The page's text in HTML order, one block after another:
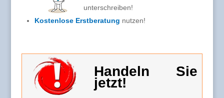
unterschreiben!
Kostenlose Erstberatung nutzen!
Handeln Sie
jetzt!